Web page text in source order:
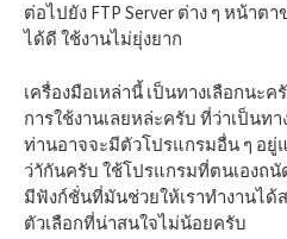
ต่อไปยัง FTP Server ต่าง ๆ หน้า
ได้ดี ใช้งานไม่ยุ่งยาก
เครื่องมือเหล่านี้ เป็นทางเลือกนะ
การใช้งานเลยหล่ะครับ ที่ว่าเป็นท
ท่านอาจจะมีตัวโปรแกรมอื่น ๆ อยู่
ว่าักันครับ ใช้โปรแกรมที่ตนเองถ
มีฟังก์ชั่นที่มันช่วยให้เราทำงานได้
ตัวเลือกที่น่าสนใจไม่น้อยครับ